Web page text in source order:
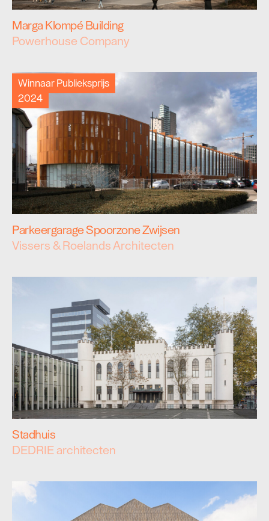
Marga Klompé Building
Powerhouse Company
Winnaar Publieksprijs
2024
Parkeergarage Spoorzone Zwijsen
Vissers & Roelands Architecten
Stadhuis
DEDRIE architecten